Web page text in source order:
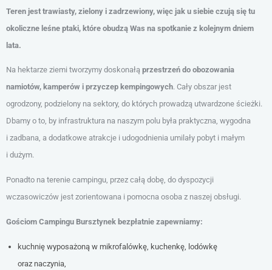
Teren jest trawiasty, zielony i zadrzewiony, więc jak u siebie czują się tu
okoliczne leśne ptaki, które obudzą Was na spotkanie z kolejnym dniem
lata.
Na hektarze ziemi tworzymy doskonałą przestrzeń do obozowania
namiotów, kamperów i przyczep kempingowych. Cały obszar jest
ogrodzony, podzielony na sektory, do których prowadzą utwardzone ścieżki.
Dbamy o to, by infrastruktura na naszym polu była praktyczna, wygodna
i zadbana, a dodatkowe atrakcje i udogodnienia umilały pobyt i małym
i dużym.
Ponadto na terenie campingu, przez całą dobę, do dyspozycji
wczasowiczów jest zorientowana i pomocna osoba z naszej obsługi.
Gościom Campingu Bursztynek bezpłatnie zapewniamy:
kuchnię wyposażoną w mikrofalówkę, kuchenkę, lodówkę
oraz naczynia,